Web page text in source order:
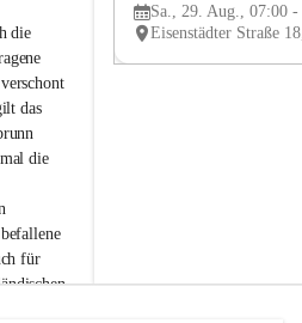
die
das
die
für
oder
e
u
Sa., 29. Aug., 07:00 -